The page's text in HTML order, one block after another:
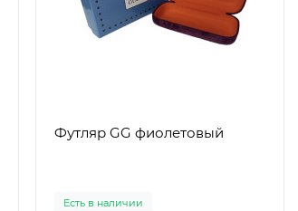
Футляр GG фиолетовый
Есть в наличии